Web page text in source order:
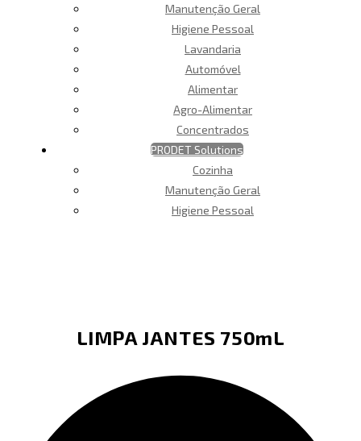
Manutenção Geral
Higiene Pessoal
Lavandaria
Automóvel
Alimentar
Agro-Alimentar
Concentrados
PRODET Solutions
Cozinha
Manutenção Geral
Higiene Pessoal
LIMPA JANTES 750mL